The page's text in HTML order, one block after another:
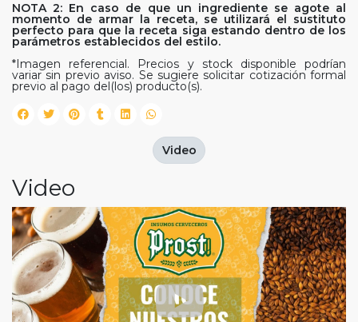
NOTA 2: En caso de que un ingrediente se agote al
momento de armar la receta, se utilizará el sustituto
perfecto para que la receta siga estando dentro de los
parámetros establecidos del estilo.
*Imagen referencial. Precios y stock disponible podrían
variar sin previo aviso. Se sugiere solicitar cotización formal
previo al pago del(los) producto(s).
Video
Video